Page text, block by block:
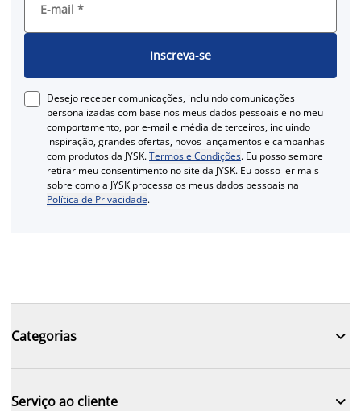
E-mail *
Inscreva-se
Desejo receber comunicações, incluindo comunicações
personalizadas com base nos meus dados pessoais e no meu
comportamento, por e-mail e média de terceiros, incluindo
inspiração, grandes ofertas, novos lançamentos e campanhas
com produtos da JYSK.Termos e Condições. Eu posso sempre
retirar meu consentimento no site da JYSK. Eu posso ler mais
sobre como a JYSK processa os meus dados pessoais na
Política de Privacidade.
Categorias 
Serviço ao cliente 